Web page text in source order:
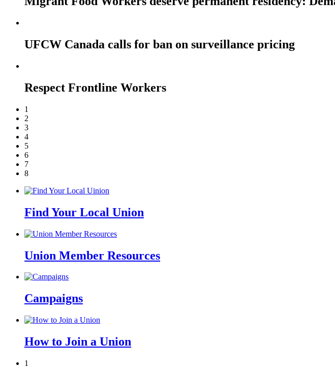
UFCW Canada calls for ban on surveillance pricing
Respect Frontline Workers
1
2
3
4
5
6
7
8
Find Your Local Union
Union Member Resources
Campaigns
How to Join a Union
1